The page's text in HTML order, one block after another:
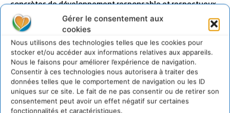
Gérer le consentement aux
cookies
Nous utilisons des technologies telles que les cookies pour
stocker et/ou accéder aux informations relatives aux appareils.
Nous le faisons pour améliorer l’expérience de navigation.
Consentir à ces technologies nous autorisera à traiter des
données telles que le comportement de navigation ou les ID
uniques sur ce site. Le fait de ne pas consentir ou de retirer son
consentement peut avoir un effet négatif sur certaines
fonctionnalités et caractéristiques.
concrètes de développement responsable et respectueux.
Plus d’infos sur cette initiativeen cliquant ici
Des crêtes ardennaises à la
Cordillère des Andes